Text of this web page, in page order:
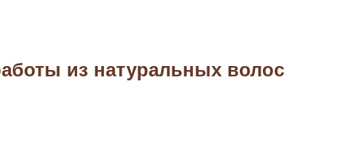
из натуральных волос